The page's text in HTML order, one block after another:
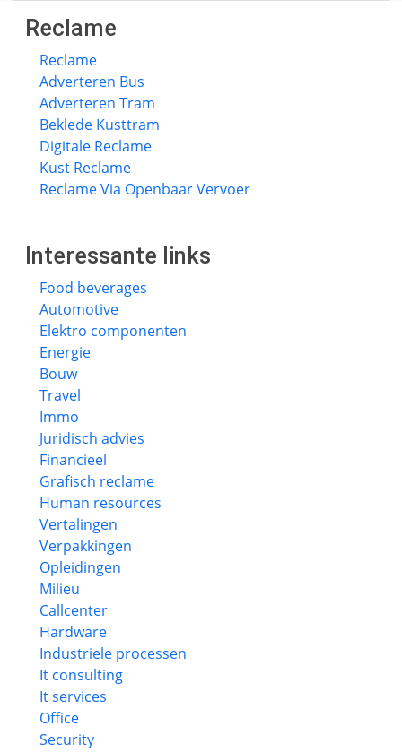
Reclame
Reclame
Adverteren Bus
Adverteren Tram
Beklede Kusttram
Digitale Reclame
Kust Reclame
Reclame Via Openbaar Vervoer
Interessante links
Food beverages
Automotive
Elektro componenten
Energie
Bouw
Travel
Immo
Juridisch advies
Financieel
Grafisch reclame
Human resources
Vertalingen
Verpakkingen
Opleidingen
Milieu
Callcenter
Hardware
Industriele processen
It consulting
It services
Office
Security